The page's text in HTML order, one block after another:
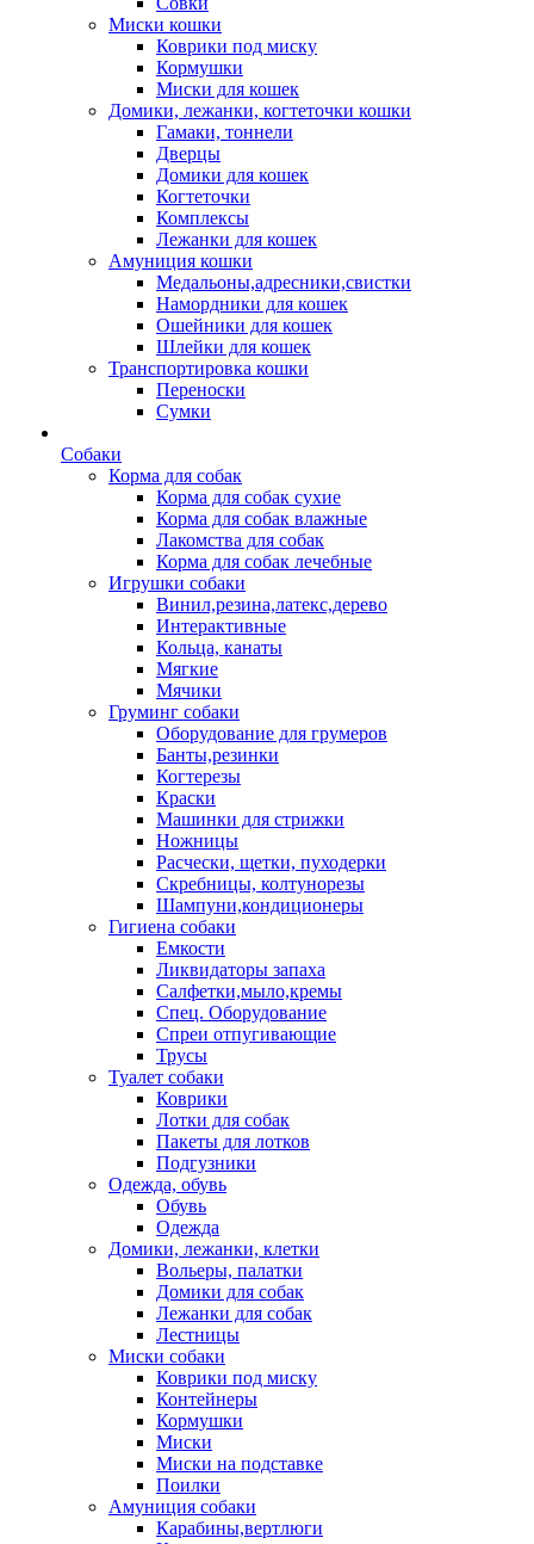
Миски кошки
Коврики под миску
Кормушки
Миски для кошек
Домики, лежанки, когтеточки кошки
Гамаки, тоннели
Дверцы
Домики для кошек
Когтеточки
Комплексы
Лежанки для кошек
Амуниция кошки
Медальоны,адресники,свистки
Намордники для кошек
Ошейники для кошек
Шлейки для кошек
Транспортировка кошки
Переноски
Сумки
Собаки
Корма для собак
Корма для собак сухие
Корма для собак влажные
Лакомства для собак
Корма для собак лечебные
Игрушки собаки
Винил,резина,латекс,дерево
Интерактивные
Кольца, канаты
Мягкие
Мячики
Груминг собаки
Оборудование для грумеров
Банты,резинки
Когтерезы
Краски
Машинки для стрижки
Ножницы
Расчески, щетки, пуходерки
Скребницы, колтунорезы
Шампуни,кондиционеры
Гигиена собаки
Емкости
Ликвидаторы запаха
Салфетки,мыло,кремы
Спец. Оборудование
Спреи отпугивающие
Трусы
Туалет собаки
Коврики
Лотки для собак
Пакеты для лотков
Подгузники
Одежда, обувь
Обувь
Одежда
Домики, лежанки, клетки
Вольеры, палатки
Домики для собак
Лежанки для собак
Лестницы
Миски собаки
Коврики под миску
Контейнеры
Кормушки
Миски
Миски на подставке
Поилки
Амуниция собаки
Карабины,вертлюги